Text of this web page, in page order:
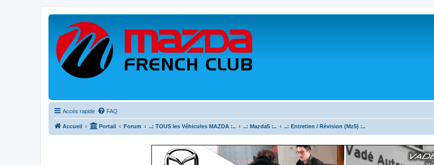
Accès rapide FAQ
Accueil Portail Forum ..: TOUS les Véhicules MAZDA :.. ..: Mazda5 :.. ..: Entretien / Révision (Mz5) :..